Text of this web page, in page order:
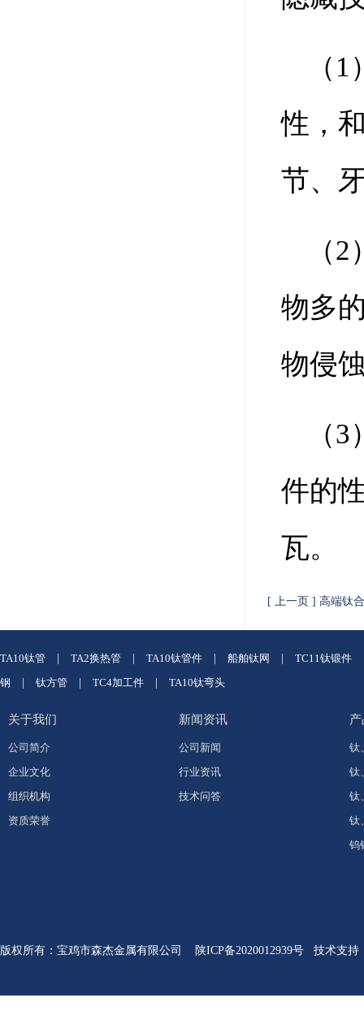
（
性，
节、
（
物多
物侵
（
件的
瓦。
[ 上一页 ] 高端钛
TA10钛管 TA2换热管 TA10钛管件 船舶钛网 TC11钛锻件
钢
钛方管 TC4加工件 TA10钛弯头
关于我们
公司简介
企业文化
组织机构
资质荣誉
新闻资讯
公司新闻
行业资讯
技术问答
钛
钛
钛
钛
钨
版权所有 ： 宝鸡市森杰金属有限公司 陕ICP备2020012939号 技术支持